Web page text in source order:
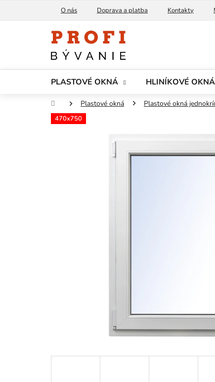
O nás Doprava a platba Kontakty
PLASTOVÉ OKNÁ HLINÍKOVÉ OKNÁ
DomovPlastové okná Plastové okná
470x750